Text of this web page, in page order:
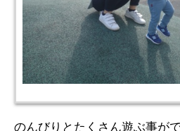
のんびりとたくさん遊ぶ事が